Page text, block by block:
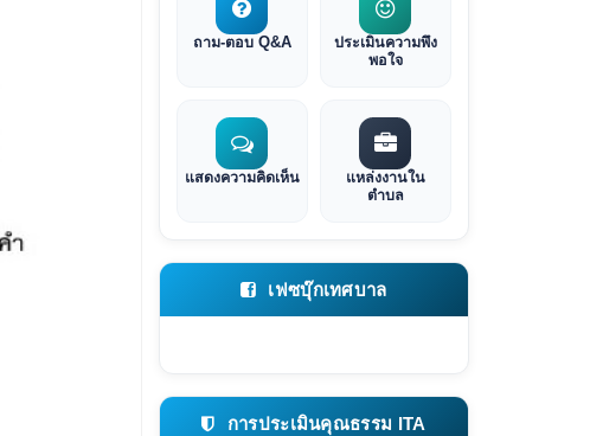
ถาม-ตอบ Q&A
ประเมินความพึง
พอใจ
แสดงความคิดเห็น
แหล่งงานใน
ตำบล
เฟซบุ๊กเทศบาล
การประเมินคุณธรรม ITA